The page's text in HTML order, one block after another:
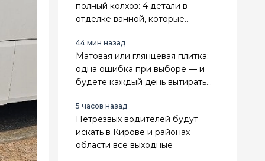
полный колхоз: 4 детали в
отделке ванной, которые
ремонт
44 мин назад
Матовая или глянцевая плитка:
одна ошибка при выборе — и
будете каждый день вытирать
пола
5 часов назад
Нетрезвых водителей будут
искать в Кирове и районах
области все выходные